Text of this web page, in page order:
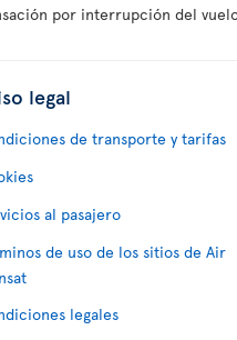
por interrupción del
legal
de transporte y tarifas
al pasajero
de uso de los sitios de Air
legales